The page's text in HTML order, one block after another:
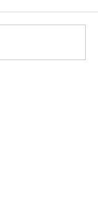
が地上波